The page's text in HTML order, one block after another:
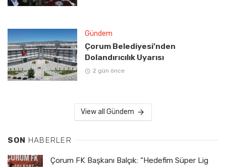
Gündem
Çorum Belediyesi’nden
Dolandırıcılık Uyarısı
2 gün önce
View all Gündem
SON HABERLER
Çorum FK Başkanı Balçık: “Hedefim Süper Lig